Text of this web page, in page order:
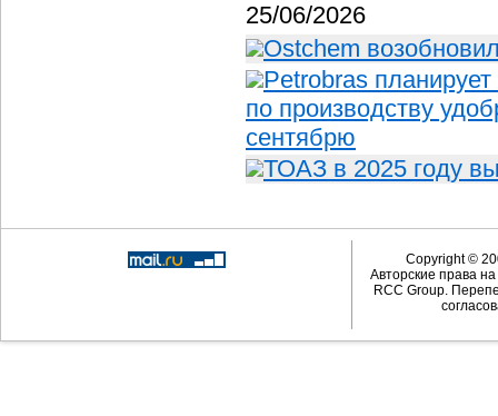
25/06/2026
Ostchem
Petrobras
по производству
сентябрю
ТОАЗ в 2025 году
Copyright ©
Авторские права
RCC Group.